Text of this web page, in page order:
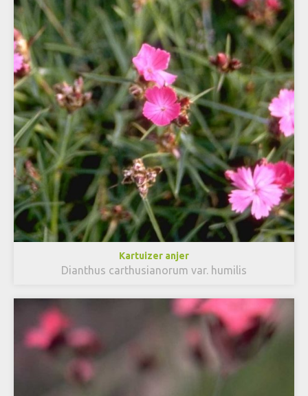
Kartuizer anjer
Dianthus carthusianorum var. humilis